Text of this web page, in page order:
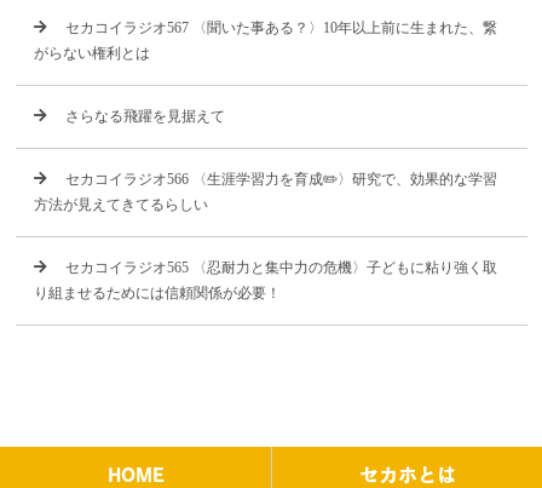
セカコイラジオ567 〈聞いた事ある？〉10年以上前に生まれた、繋
がらない権利とは
さらなる飛躍を見据えて
セカコイラジオ566 〈生涯学習力を育成✏️〉研究で、効果的な学習
方法が見えてきてるらしい
セカコイラジオ565 〈忍耐力と集中力の危機〉子どもに粘り強く取
り組ませるためには信頼関係が必要！
HOME セカホとは